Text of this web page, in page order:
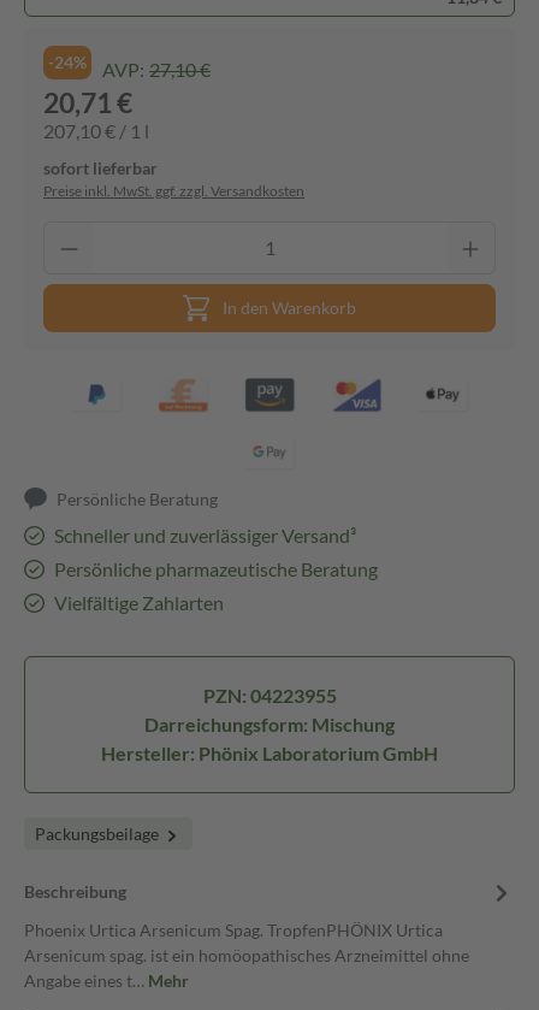
-24% AVP: 27,10 €
20,71 €
207,10 € / 1 l
sofort lieferbar
Preise inkl. MwSt. ggf. zzgl. Versandkosten
In den Warenkorb
Persönliche Beratung
Schneller und zuverlässiger Versand³
Persönliche pharmazeutische Beratung
Vielfältige Zahlarten
PZN: 04223955
Darreichungsform: Mischung
Hersteller: Phönix Laboratorium GmbH
Packungsbeilage
Beschreibung
Phoenix Urtica Arsenicum Spag. TropfenPHÖNIX Urtica
Arsenicum spag. ist ein homöopathisches Arzneimittel ohne
Angabe eines t… Mehr